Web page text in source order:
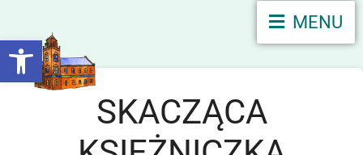
Otwórz pasek narzędzi
MENU
SKACZĄCA